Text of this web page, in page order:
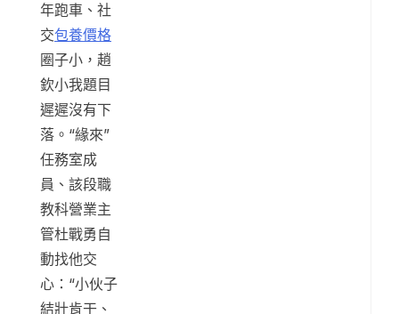
年跑車、社
交包養價格
圈子小，趙
欽小我題目
遲遲沒有下
落。“緣來”
任務室成
員、該段職
教科營業主
管杜戰勇自
動找他交
心：“小伙子
結壯肯干、